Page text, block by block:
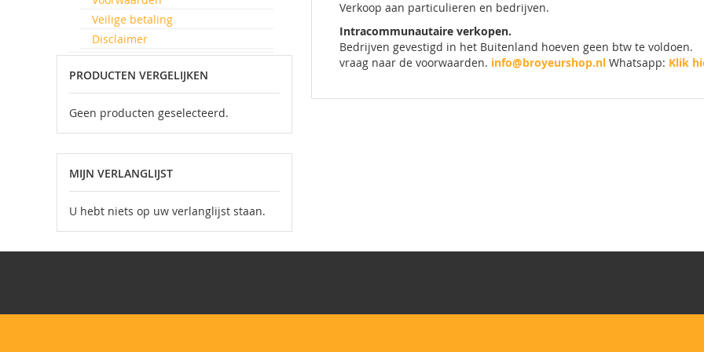
Verkoop aan particulieren en bedrijven.
Intracommunautaire verkopen.
Bedrijven gevestigd in het Buitenland hoeven geen btw te voldoen.
vraag naar de voorwaarden. info@broyeurshop.nl Whatsapp: Klik
Veilige betaling
Disclaimer
PRODUCTEN VERGELIJKEN
Geen producten geselecteerd.
MIJN VERLANGLIJST
U hebt niets op uw verlanglijst staan.